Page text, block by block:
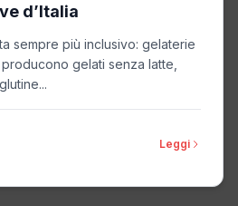
d’Italia
sempre più inclusivo: gelaterie
gelati senza latte,
Leggi